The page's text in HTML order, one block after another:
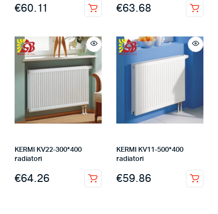
€60.11 €63.68
KERMI KV22-300*400
radiatori
€64.26
KERMI KV11-500*400
radiatori
€59.86